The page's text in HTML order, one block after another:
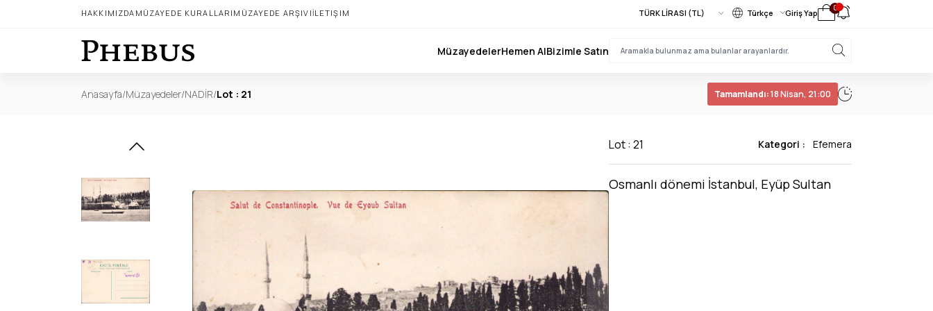
HAKKIMIZDA MÜZAYEDE KURALLARI MÜZAYEDE ARŞIVIİLETIŞIM Türkçe Giriş Yap 0
MüzayedelerHemen AlBizimle Satın
Anasayfa/Müzayedeler/NADİR/Lot : 21 Tamamlandı:18 Nisan, 21:00
Lot : 21 Kategori : Efemera
Osmanlı dönemi İstanbul, Eyüp Sultan